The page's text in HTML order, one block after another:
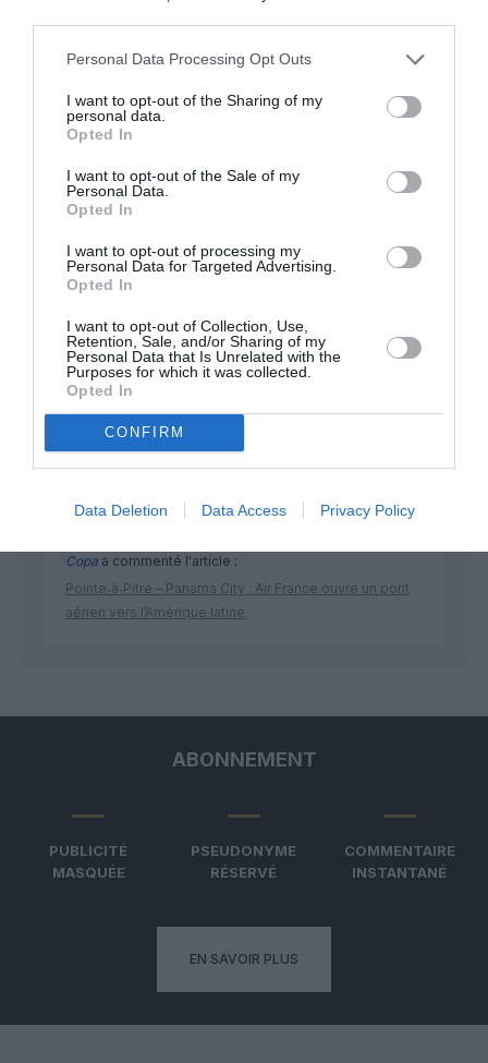
Personal Data Processing Opt Outs
I want to opt-out of the Sharing of my
personal data.
Opted In
I want to opt-out of the Sale of my
Personal Data.
Opted In
I want to opt-out of processing my
Personal Data for Targeted Advertising.
Opted In
I want to opt-out of Collection, Use,
Retention, Sale, and/or Sharing of my
Personal Data that Is Unrelated with the
Purposes for which it was collected.
Opted In
CONFIRM
Data Deletion Data Access Privacy Policy
Appel aux lecteurs !
Soutenez Air Journal participez
NOUS SOUTENIR
DERNIERS COMMENTAIRES
a commenté l'article :
Après Emirates, Lufthansa remet en cause la réception
Copa a commenté l'article :
Pointe‑à‑Pitre – Panama City : Air France ouvre un pont
aérien vers l’Amérique latine
ABONNEMENT
PUBLICITÉ
MASQUÉE
PSEUDONYME
RÉSERVÉ
COMMENTAIRE
INSTANTANÉ
EN SAVOIR PLUS